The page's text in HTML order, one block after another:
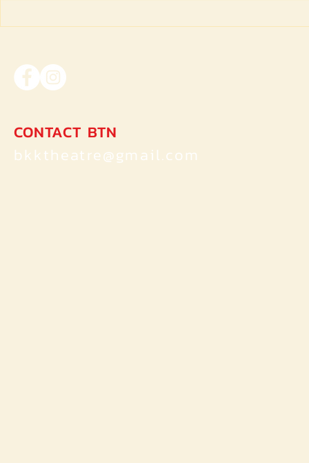
“ภาพอาถรรพณ์ของดรณ์ ดารั
of Dorian Gray ของ Oscar Wilde
CONTACT BTN
bkktheatre@gmail.com